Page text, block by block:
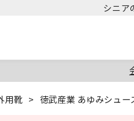
シニア
用靴 > 徳武産業 あゆみシュ